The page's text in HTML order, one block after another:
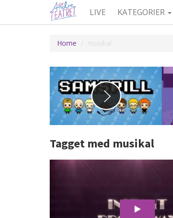
LIVE KATEGORIER
Home musikal
Tagget med musikal